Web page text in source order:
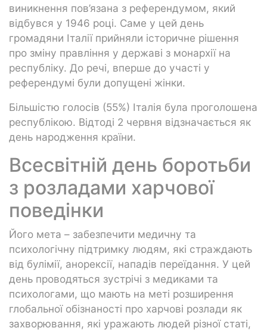
виникнення пов’язана з референдумом, який
відбувся у 1946 році. Саме у цей день
громадяни Італії прийняли історичне рішення
про зміну правління у державі з монархії на
республіку. До речі, вперше до участі у
референдумі були допущені жінки.
Більшістю голосів (55%) Італія була проголошена
республікою. Відтоді 2 червня відзначається як
день народження країни.
Всесвітній день боротьби
з розладами харчової
поведінки
Його мета – забезпечити медичну та
психологічну підтримку людям, які страждають
від булімії, анорексії, нападів переїдання. У цей
день проводяться зустрічі з медиками та
психологами, що мають на меті розширення
глобальної обізнаності про харчові розлади як
захворювання, які уражають людей різної статі,